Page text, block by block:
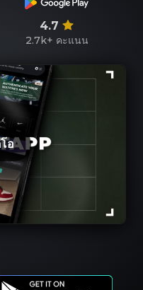
4.7
2.7k+ คะแนน
อ